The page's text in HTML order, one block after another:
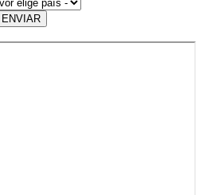
ENVIAR